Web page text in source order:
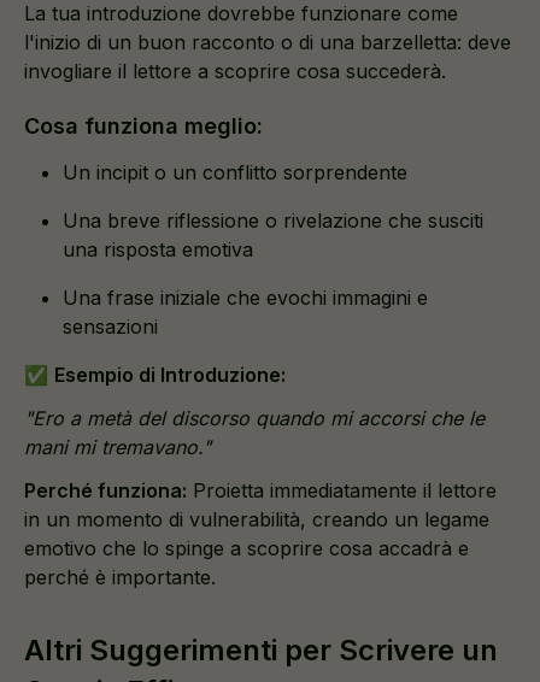
La tua introduzione dovrebbe funzionare come
l'inizio di un buon racconto o di una barzelletta: deve
invogliare il lettore a scoprire cosa succederà.
Cosa funziona meglio:
Un incipit o un conflitto sorprendente
Una breve riflessione o rivelazione che susciti
una risposta emotiva
Una frase iniziale che evochi immagini e
sensazioni
✅ Esempio di Introduzione:
"Ero a metà del discorso quando mi accorsi che le
mani mi tremavano."
Perché funziona: Proietta immediatamente il lettore
in un momento di vulnerabilità, creando un legame
emotivo che lo spinge a scoprire cosa accadrà e
perché è importante.
Altri Suggerimenti per Scrivere un